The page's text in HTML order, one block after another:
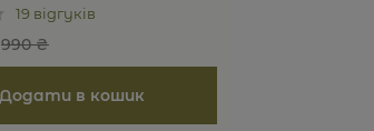
19 відгуків
990₴